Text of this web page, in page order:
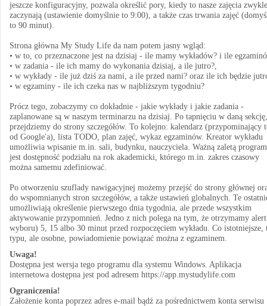
jeszcze konfiguracyjny, pozwala określić pory, kiedy to nasze zajęcia
zaczynają (ustawienie domyślnie to 9:00), a także czas trwania zajęć
to 90 minut).
Strona główna My Study Life da nam potem jasny wgląd:
• w to, co przeznaczone jest na dzisiaj - ile mamy wykładów? i ile
• w zadania - ile ich mamy do wykonania dzisiaj, a ile jutro?,
• w wykłady - ile już dziś za nami, a ile przed nami? oraz ile ich będzie
• w egzaminy - ile ich czeka nas w najbliższym tygodniu?
Prócz tego, zobaczymy co dokładnie - jakie wykłady i jakie zadania -
zaplanowane są w naszym terminarzu na dzisiaj. Po tapnięciu w daną sekcję,
przejdziemy do strony szczegółów. To kolejno: kalendarz (przypominający
od Google'a), lista TODO, plan zajęć, wykaz egzaminów. Kreator wykładu
umożliwia wpisanie m.in. sali, budynku, nauczyciela. Ważną zaletą
jest dostępność podziału na rok akademicki, którego m.in. zakres czasowy
można samemu zdefiniować.
Po otworzeniu szuflady nawigacyjnej możemy przejść do strony głównej
do wspomnianych stron szczegółów, a także ustawień globalnych. Te
umożliwiają określenie pierwszego dnia tygodnia, ale przede wszystkim
aktywowanie przypomnień. Jedno z nich polega na tym, że otrzymamy
wyboru) 5, 15 albo 30 minut przed rozpoczęciem wykładu. Co istotniejsze,
typu, ale osobne, powiadomienie powiązać można z egzaminem.
Uwaga!
Dostępna jest wersja tego programu dla systemu Windows. Aplikacja
internetowa dostępna jest pod adresem https://app.mystudylife.com
Ograniczenia!
Założenie konta poprzez adres e-mail bądź za pośrednictwem konta serwisu